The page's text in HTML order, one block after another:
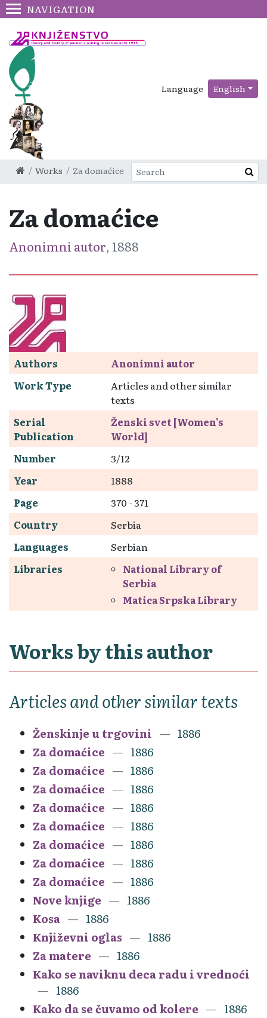
NAVIGATION
Language English
Works Za domaćice
Za domaćice
Anonimni autor, 1888
Authors
Anonimni autor
Work Type
Articles and other similar
texts
Serial
Publication
Ženski svet [Women's
World]
Number
3/12
Year
1888
Page
370 - 371
Country
Serbia
Languages
Serbian
Libraries
National Library of
Serbia
Matica Srpska Library
Works by this author
Articles and other similar texts
Ženskinje u trgovini
1886
Za domaćice
1886
Za domaćice
1886
Za domaćice
1886
Za domaćice
1886
Za domaćice
1886
Za domaćice
1886
Za domaćice
1886
Za domaćice
1886
Nove knjige
1886
Kosa
1886
Književni oglas
1886
Za matere
1886
Kako se naviknu deca radu i vrednoći
1886
Kako da se čuvamo od kolere
1886